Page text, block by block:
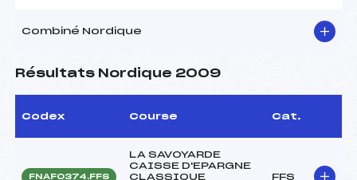
Combiné Nordique
Résultats Nordique 2009
Codex Course Cat.
FNAF0374.FFS
LA SAVOYARDE
CAISSE D'EPARGNE
CLASSIQUE
FFS